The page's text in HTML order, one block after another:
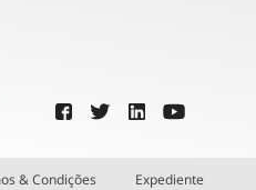
& Condições Expediente